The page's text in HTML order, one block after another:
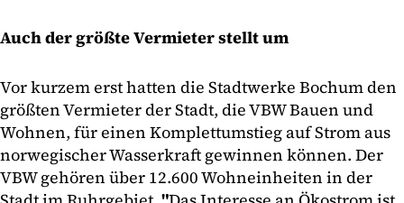
Auch der größte Vermieter stellt um
Vor kurzem erst hatten die Stadtwerke Bochum den
größten Vermieter der Stadt, die VBW Bauen und
Wohnen, für einen Komplettumstieg auf Strom aus
norwegischer Wasserkraft gewinnen können. Der
VBW gehören über 12.600 Wohneinheiten in der